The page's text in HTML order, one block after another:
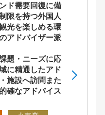
ド需要回復に備
限を持つ外国人
光を楽しめる環
アドバイザー派
題・ニーズに応
に精通したアド
施設へ訪問また
確なアドバイス